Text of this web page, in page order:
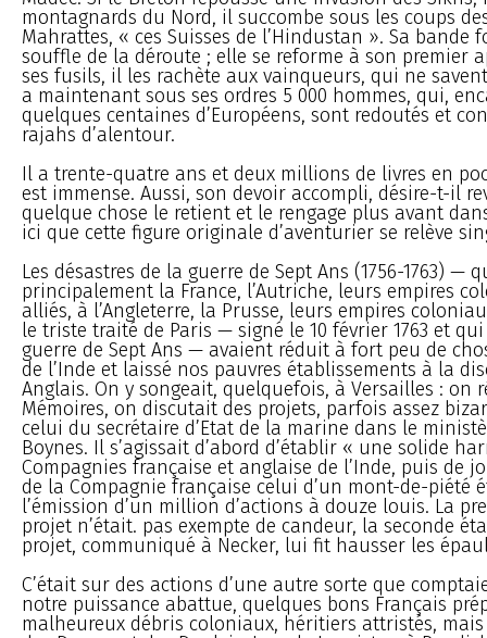
montagnards du Nord, il succombe sous les coups
Mahrattes, « ces Suisses de l’Hindustan ». Sa bande
souffle de la déroute ; elle se reforme à son premier
ses fusils, il les rachète aux vainqueurs, qui ne
a maintenant sous ses ordres 5 000 hommes, qui,
quelques centaines d’Européens, sont redoutés et
rajahs d’alentour.
Il a trente-quatre ans et deux millions de livres en
est immense. Aussi, son devoir accompli, désire-t-il
quelque chose le retient et le rengage plus avant
ici que cette figure originale d’aventurier se relève
Les désastres de la guerre de Sept Ans (1756-1763) —
principalement la France, l’Autriche, leurs empires
alliés, à l’Angleterre, la Prusse, leurs empires
le triste traité de Paris — signé le 10 février 1763 et
guerre de Sept Ans — avaient réduit à fort peu de
de l’Inde et laissé nos pauvres établissements à la
Anglais. On y songeait, quelquefois, à Versailles : on
Mémoires, on discutait des projets, parfois assez
celui du secrétaire d’Etat de la marine dans le
Boynes. Il s’agissait d’abord d’établir « une solide
Compagnies française et anglaise de l’Inde, puis de
de la Compagnie française celui d’un mont-de-piété
l’émission d’un million d’actions à douze louis. La
projet n’était. pas exempte de candeur, la seconde
projet, communiqué à Necker, lui fit hausser les
C’était sur des actions d’une autre sorte que
notre puissance abattue, quelques bons Français
malheureux débris coloniaux, héritiers attristés,